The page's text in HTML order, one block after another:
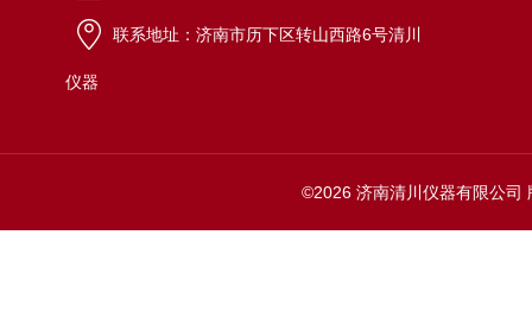
联系地址：济南市历下区转山西路6号清川
仪器
©2026 济南清川仪器有限公